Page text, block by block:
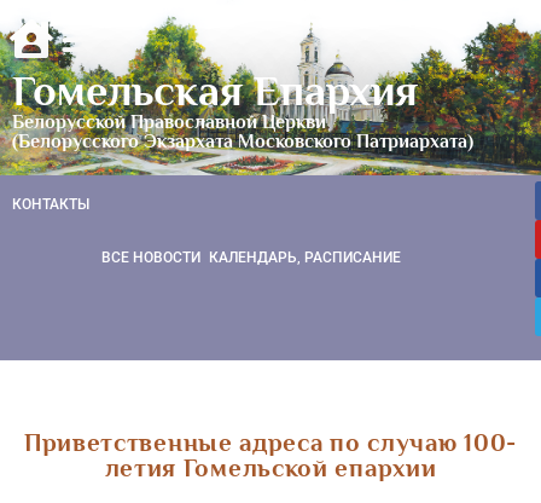
Гомельская Епархия
Белорусской Православной Церкви
(Белорусского Экзархата Московского Патриархата)
КОНТАКТЫ
ВСЕ НОВОСТИ КАЛЕНДАРЬ, РАСПИСАНИЕ
Приветственные адреса по случаю 100-
летия Гомельской епархии